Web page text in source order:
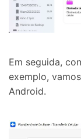
Em seguida,
exemplo,
Android.